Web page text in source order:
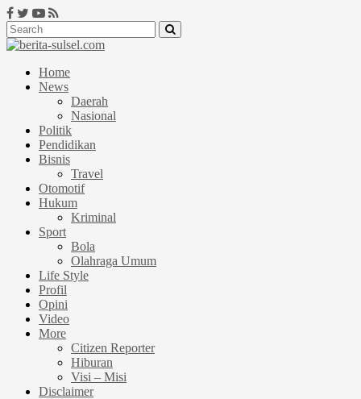
Home
News
Daerah
Nasional
Politik
Pendidikan
Bisnis
Travel
Otomotif
Hukum
Kriminal
Sport
Bola
Olahraga Umum
Life Style
Profil
Opini
Video
More
Citizen Reporter
Hiburan
Visi – Misi
Disclaimer